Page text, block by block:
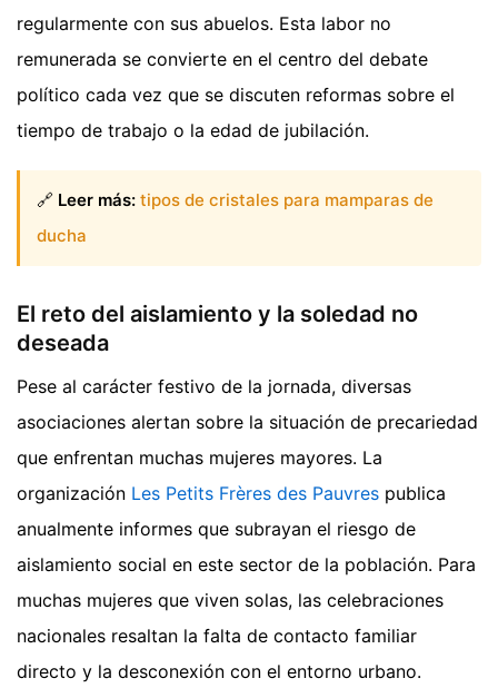
regularmente con sus abuelos. Esta labor no
remunerada se convierte en el centro del debate
político cada vez que se discuten reformas sobre el
tiempo de trabajo o la edad de jubilación.
🔗 Leer más: tipos de cristales para mamparas de
ducha
El reto del aislamiento y la soledad no
deseada
Pese al carácter festivo de la jornada, diversas
asociaciones alertan sobre la situación de precariedad
que enfrentan muchas mujeres mayores. La
organización Les Petits Frères des Pauvres publica
anualmente informes que subrayan el riesgo de
aislamiento social en este sector de la población. Para
muchas mujeres que viven solas, las celebraciones
nacionales resaltan la falta de contacto familiar
directo y la desconexión con el entorno urbano.